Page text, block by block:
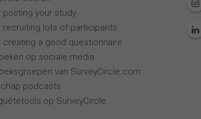
posting your study
recruiting lots of participants
creating a good questionnaire
op sociale media
van SurveyCircle.com
podcasts
op SurveyCircle